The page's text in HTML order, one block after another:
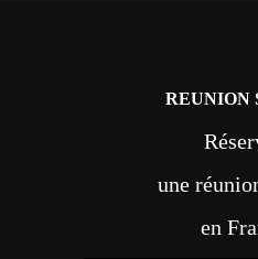
REUNION
une
en